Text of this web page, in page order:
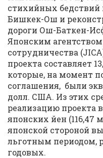
стихийных бедствий
Бишкек-Ош и
дороги Ош-Баткен-
Японским
сотрудничества
проекта составляет
которые, на момент
соглашения, были
долл. США. Из этих
реализацию проекта
японских йен (116,47
японской стороной
льготным периодом,
годовых.